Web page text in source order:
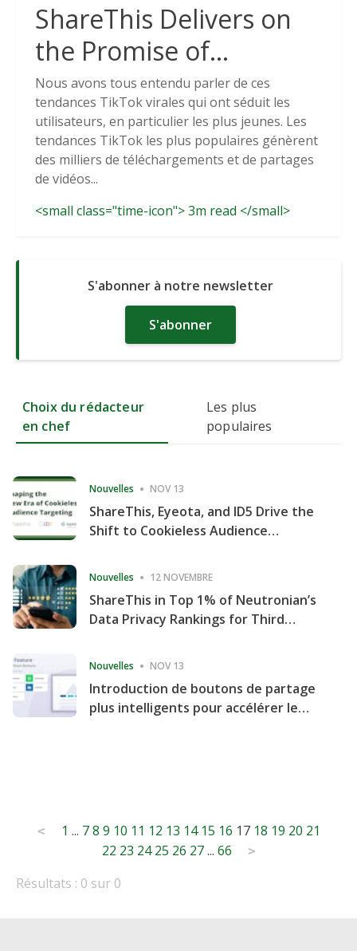
ShareThis Delivers on
the Promise of
Cookieless Data
Solutions
Nous avons tous entendu parler de ces
tendances TikTok virales qui ont séduit les
utilisateurs, en particulier les plus jeunes. Les
tendances TikTok les plus populaires génèrent
des milliers de téléchargements et de partages
de vidéos...
<small class="time-icon"> 3m read </small>
S'abonner à notre newsletter
S'abonner
Choix du rédacteur
en chef
Les plus
populaires
Nouvelles NOV 13
ShareThis, Eyeota, and ID5 Drive the
Shift to Cookieless Audience
Nouvelles 12 NOVEMBRE
ShareThis in Top 1% of Neutronian’s
Data Privacy Rankings for Third
Nouvelles NOV 13
Introduction de boutons de partage
plus intelligents pour accélérer le
Posts
pagination
< 1 ... 7 8 9 10 11 12 13 14 15 16 17 18 19 20 21
22 23 24 25 26 27 ... 66 >
Résultats : 0 sur 0